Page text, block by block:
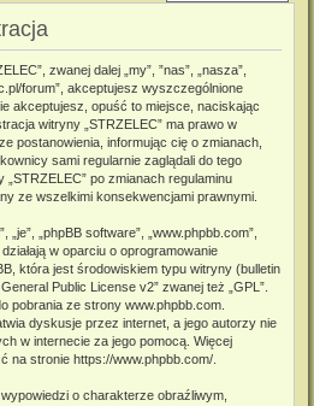
zwanej dalej „my”, ”nas”, „nasza”,
forum”, akceptujesz wyszczególnione
akceptujesz, opuść to miejsce, naciskając
witryny „STRZELEC” ma prawo w
postanowienia, informując cię o zmianach,
sami regularnie zaglądali do tego
po zmianach regulaminu
ze wszelkimi konsekwencjami prawnymi.
„je”, „phpBB software”, „www.phpbb.com”,
działają w oparciu o oprogramowanie
która jest środowiskiem typu witryny (bulletin
Public License v2” zwanej też „GPL”.
pobrania ze strony www.phpbb.com
dyskusje przez internet, a jego autorzy nie
w internecie za jego pomocą. Więcej
na stronie https://www.phpbb.com/
o charakterze obraźliwym,